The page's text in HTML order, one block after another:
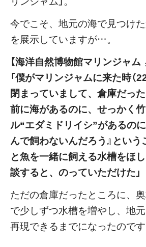
今でこそ、地元の海で見つけ
を展示していますが…。
【海洋自然博物館マリンジャム
「僕がマリンジャムに来た時（
閉まっていまして、倉庫だっ
前に海があるのに、せっかく
ル“エダミドリイシ”があるの
んで飼わないんだろう』とい
と魚を一緒に飼える水槽をほ
談すると、のっていただけた」
ただの倉庫だったところに、
で少しずつ水槽を増やし、地
再現できるまでになったのです